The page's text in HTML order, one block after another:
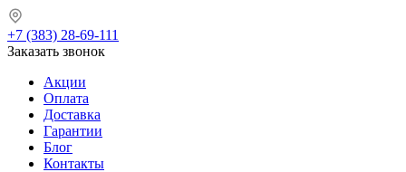
+7 (383) 28-69-111
Заказать звонок
Акции
Оплата
Доставка
Гарантии
Блог
Контакты